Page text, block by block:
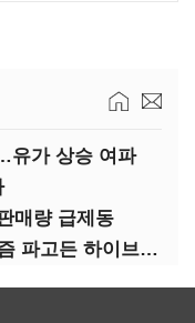
유가 상승 여파
매량 급제동
독일차 넘은 현대차 ‘뚝심’…캐즘 파고든 하이브리드 역전극